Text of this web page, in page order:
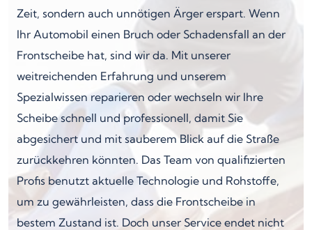
Zeit, sondern auch unnötigen Ärger erspart. Wenn
Ihr Automobil einen Bruch oder Schadensfall an der
Frontscheibe hat, sind wir da. Mit unserer
weitreichenden Erfahrung und unserem
Spezialwissen reparieren oder wechseln wir Ihre
Scheibe schnell und professionell, damit Sie
abgesichert und mit sauberem Blick auf die Straße
zurückkehren könnten. Das Team von qualifizierten
Profis benutzt aktuelle Technologie und Rohstoffe,
um zu gewährleisten, dass die Frontscheibe in
bestem Zustand ist. Doch unser Service endet nicht